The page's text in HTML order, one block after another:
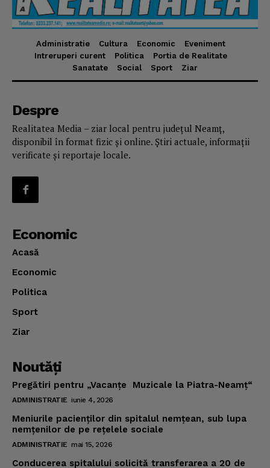
Administratie Cultura Economic
Eveniment
Intreruperi curent
Politica
Portia de Realitate
Sanatate
Social Sport Ziar
Despre
Realitatea Media – ziar local pentru județul Neamț,
disponibil în format fizic și online. Știri actuale, informații
verificate și reportaje locale.
Economic
Acasă
Economic
Politica
Sport
Ziar
Noutăţi
Pregătiri pentru „Vacanţe Muzicale la Piatra-Neamţ“
ADMINISTRATIE iunie 4, 2026
Meniurile pacienţilor din spitalul nemţean, sub lupa
nemţenilor de pe reţelele sociale
ADMINISTRATIE mai 15, 2026
Conducerea spitalului solicită transferarea a 20 de